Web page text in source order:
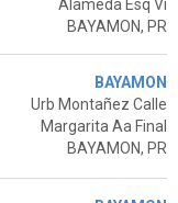
Alameda Esq Vi
BAYAMON, PR
BAYAMON
Urb Montañez Calle
Margarita Aa Final
BAYAMON, PR